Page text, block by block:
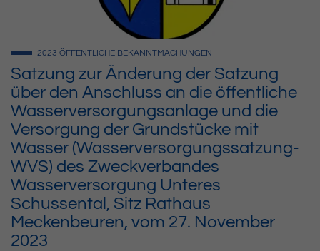
Satzung zur Änderung der Satzung
über den Anschluss an die öffentliche
Wasserversorgungsanlage und die
Versorgung der Grundstücke mit
Wasser (Wasserversorgungssatzung-
WVS) des Zweckverbandes
Wasserversorgung Unteres
Schussental, Sitz Rathaus
Meckenbeuren, vom 27. November
2023
2023 ÖFFENTLICHE BEKANNTMACHUNGEN